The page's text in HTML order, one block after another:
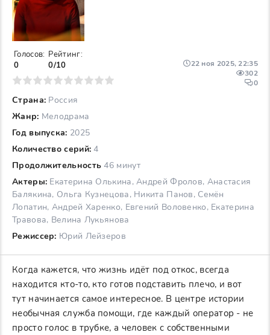
Страна: Россия
Жанр: Мелодрама
Год выпуска: 2025
Количество серий: 4
Продолжительность 46 минут
Актеры: Екатерина Олькина, Андрей Фролов, Анастасия
Балякина, Ольга Кузнецова, Никита Панов, Семён
Лопатин, Андрей Харенко, Евгений Воловенко, Екатерина
Травова, Велина Лукьянова
Режиссер: Юрий Лейзеров
22 ноя 2025, 22:35
302
0
Голосов:
0
Рейтинг:
0/10
7 8 9 10
Когда кажется, что жизнь идёт под откос, всегда
находится кто-то, кто готов подставить плечо, и вот
тут начинается самое интересное. В центре истории
необычная служба помощи, где каждый оператор - не
просто голос в трубке, а человек с собственными